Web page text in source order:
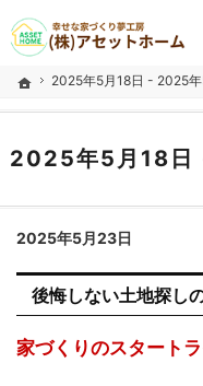
ホーム
2025年5月18日 - 2025
2025年5月18
米子市の注文住宅ならアセットホーム
幸せな家づくり夢工房 米子市で安
2025年5月23日
後悔しない土地探し
家づくりのスタート